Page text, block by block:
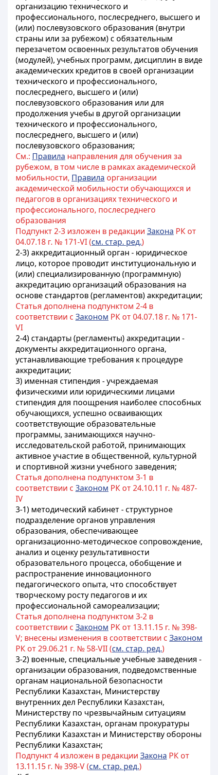
организацию технического и
профессионального, послесреднего, высшего и
(или) послевузовского образования (внутри
страны или за рубежом) с обязательным
перезачетом освоенных результатов обучения
(модулей), учебных программ, дисциплин в виде
академических кредитов в своей организации
технического и профессионального,
послесреднего, высшего и (или)
послевузовского образования или для
продолжения учебы в другой организации
технического и профессионального,
послесреднего, высшего и (или)
послевузовского образования;
См.: Правила направления для обучения за
рубежом, в том числе в рамках академической
мобильности, Правила организации
академической мобильности обучающихся и
педагогов в организациях технического и
профессионального, послесреднего
образования
Подпункт 2-3 изложен в редакции Закона РК от
04.07.18 г. № 171-VI (см. стар. ред.)
2-3) аккредитационный орган - юридическое
лицо, которое проводит институциональную и
(или) специализированную (программную)
аккредитацию организаций образования на
основе стандартов (регламентов) аккредитации;
Статья дополнена подпунктом 2-4 в
соответствии с Законом РК от 04.07.18 г. № 171-
VI
2-4) стандарты (регламенты) аккредитации -
документы аккредитационного органа,
устанавливающие требования к процедуре
аккредитации;
3) именная стипендия - учреждаемая
физическими или юридическими лицами
стипендия для поощрения наиболее способных
обучающихся, успешно осваивающих
соответствующие образовательные
программы, занимающихся научно-
исследовательской работой, принимающих
активное участие в общественной, культурной
и спортивной жизни учебного заведения;
Статья дополнена подпунктом 3-1 в
соответствии с 3аконом РК от 24.10.11 г. № 487-
IV
3-1) методический кабинет - структурное
подразделение органов управления
образования, обеспечивающее
организационно-методическое сопровождение,
анализ и оценку результативности
образовательного процесса, обобщение и
распространение инновационного
педагогического опыта, что способствует
творческому росту педагогов и их
профессиональной самореализации;
Статья дополнена подпунктом 3-2 в
соответствии с Законом РК от 13.11.15 г. № 398-
V; внесены изменения в соответствии с Законом
РК от 29.06.21 г. № 58-VII (см. стар. ред.)
3-2) военные, специальные учебные заведения -
организации образования, подведомственные
органам национальной безопасности
Республики Казахстан, Министерству
внутренних дел Республики Казахстан,
Министерству по чрезвычайным ситуациям
Республики Казахстан, органам прокуратуры
Республики Казахстан и Министерству обороны
Республики Казахстан;
Подпункт 4 изложен в редакции Закона РК от
13.11.15 г. № 398-V (см. стар. ред.)